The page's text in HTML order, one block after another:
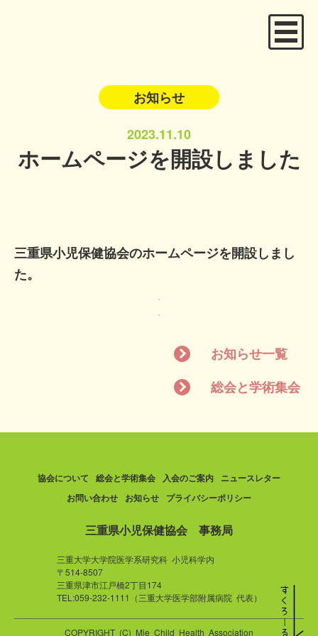
お知らせ
2023.11.10
ホームページを開設しました
三重県小児保健協会のホームページを開設しまし
た。
お知らせ一覧
総会と学術集会
三重県小児保健協会 事務局
三重大学大学院医学系研究科 小児科学内
〒514-8507
三重県津市江戸橋2丁目174
TEL:059-232-1111（三重大学医学部附属病院 代表）
協会について 総会と学術集会 入会のご案内
ニュースレター
お問い合わせ
お知らせ プライバシーポリシー
COPYRIGHT (C) Mie Child Health Association